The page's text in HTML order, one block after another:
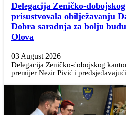
Delegacija Zeničko-
prisustvovala obilježavanju
Dobra saradnja za bolju
Olova
03 August 2026
Delegacija Zeničko-dobojskog
premijer Nezir Pivić i